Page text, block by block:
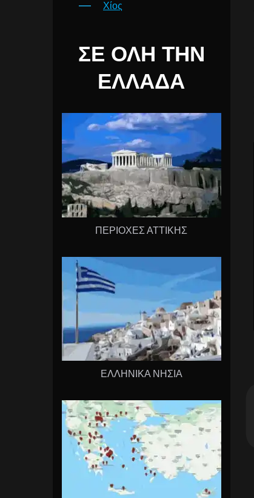
Χίος
ΣΕ ΌΛΗ ΤΗΝ
ΕΛΛΆΔΑ
ΠΕΡΙΟΧΕΣ ΑΤΤΙΚΗΣ
ΕΛΛΗΝΙΚΑ ΝΗΣΙΑ